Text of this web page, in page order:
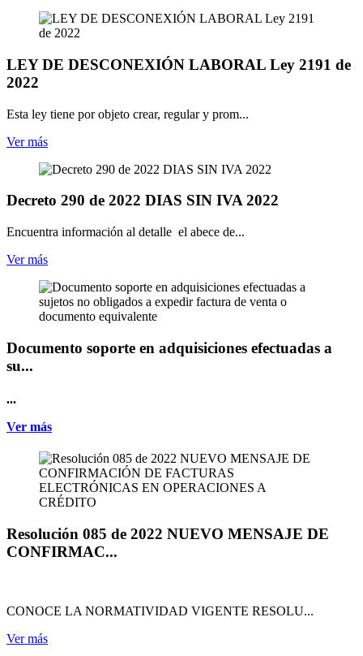
LEY DE DESCONEXIÓN LABORAL Ley 2191 de
2022
Esta ley tiene por objeto crear, regular y prom...
Ver más
Decreto 290 de 2022 DIAS SIN IVA 2022
Encuentra información al detalle el abece de...
Ver más
Documento soporte en adquisiciones efectuadas a
su...
...
Ver más
Resolución 085 de 2022 NUEVO MENSAJE DE
CONFIRMAC...
CONOCE LA NORMATIVIDAD VIGENTE RESOLU...
Ver más